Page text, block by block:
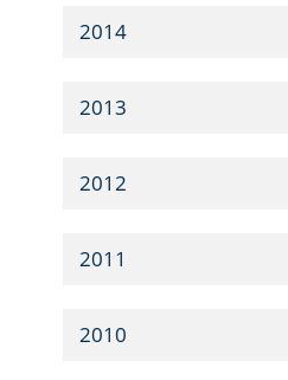
2014
2013
2012
2011
2010